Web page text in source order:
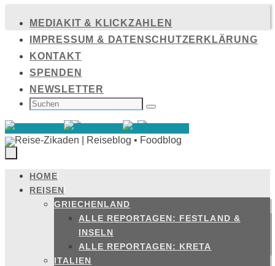
Inhalt
springen
MEDIAKIT & KLICKZAHLEN
IMPRESSUM & DATENSCHUTZERKLÄRUNG
KONTAKT
SPENDEN
NEWSLETTER
SUCHEN
NACH: Suchen
Zum
Inhalt
springen
HOME
REISEN
GRIECHENLAND
ALLE REPORTAGEN: FESTLAND &
INSELN
ALLE REPORTAGEN: KRETA
ITALIEN